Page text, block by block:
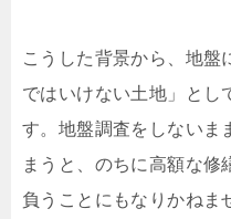
こうした背景から、地盤
ではいけない土地」とし
す。地盤調査をしないま
まうと、のちに高額な修
負うことにもなりかねま